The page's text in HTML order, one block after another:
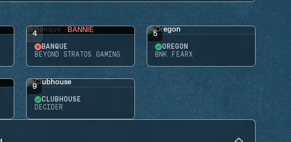
4 BANNIE
BANQUE
BEYOND STRATOS GAMING
5
OREGON
BNK FEARX
9
CLUBHOUSE
DECIDER